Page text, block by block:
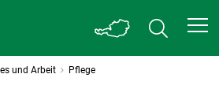
und Arbeit Pflege